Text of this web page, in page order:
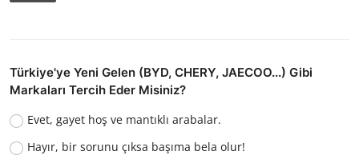
Türkiye'ye Yeni Gelen (BYD, CHERY, JAECOO...) Gibi
Markaları Tercih Eder Misiniz?
Evet, gayet hoş ve mantıklı arabalar.
Hayır, bir sorunu çıksa başıma bela olur!